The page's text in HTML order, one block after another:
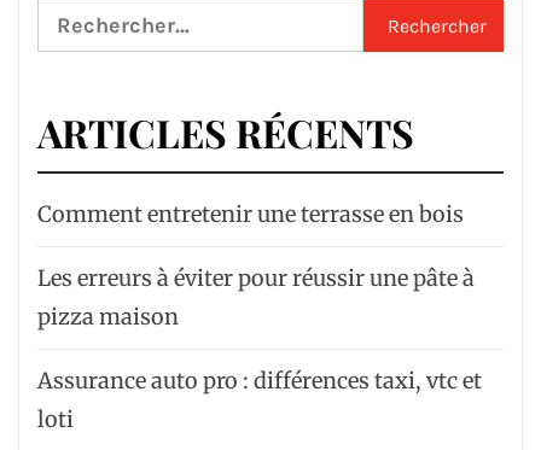
Rechercher :
ARTICLES RÉCENTS
Comment entretenir une terrasse en bois
Les erreurs à éviter pour réussir une pâte à
pizza maison
Assurance auto pro : différences taxi, vtc et
loti